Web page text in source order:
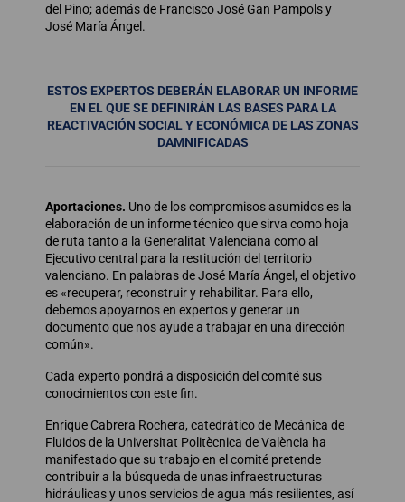
del Pino; además de Francisco José Gan Pampols y
José María Ángel.
ESTOS EXPERTOS DEBERÁN ELABORAR UN INFORME
EN EL QUE SE DEFINIRÁN LAS BASES PARA LA
REACTIVACIÓN SOCIAL Y ECONÓMICA DE LAS ZONAS
DAMNIFICADAS
Aportaciones. Uno de los compromisos asumidos es la
elaboración de un informe técnico que sirva como hoja
de ruta tanto a la Generalitat Valenciana como al
Ejecutivo central para la restitución del territorio
valenciano. En palabras de José María Ángel, el objetivo
es «recuperar, reconstruir y rehabilitar. Para ello,
debemos apoyarnos en expertos y generar un
documento que nos ayude a trabajar en una dirección
común».
Cada experto pondrá a disposición del comité sus
conocimientos con este fin.
Enrique Cabrera Rochera, catedrático de Mecánica de
Fluidos de la Universitat Politècnica de València ha
manifestado que su trabajo en el comité pretende
contribuir a la búsqueda de unas infraestructuras
hidráulicas y unos servicios de agua más resilientes, así